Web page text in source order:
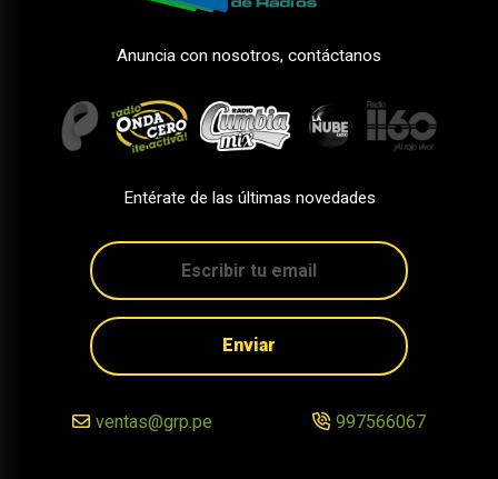
Anuncia con nosotros, contáctanos
Entérate de las últimas novedades
Enviar
ventas@grp.pe 997566067